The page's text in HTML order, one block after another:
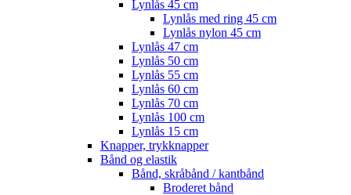
Lynlås 45 cm
Lynlås med ring 45 cm
Lynlås nylon 45 cm
Lynlås 47 cm
Lynlås 50 cm
Lynlås 55 cm
Lynlås 60 cm
Lynlås 70 cm
Lynlås 100 cm
Lynlås 15 cm
Knapper, trykknapper
Bånd og elastik
Bånd, skråbånd / kantbånd
Broderet bånd